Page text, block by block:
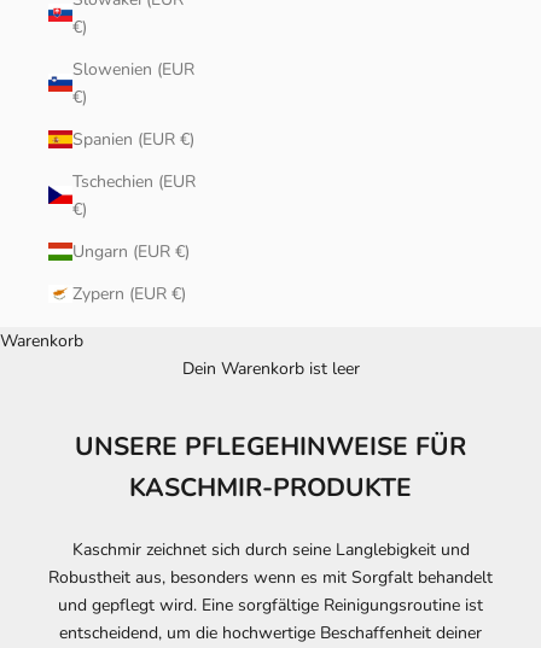
€)
Slowenien (EUR
€)
Spanien (EUR €)
Tschechien (EUR
€)
Ungarn (EUR €)
Zypern (EUR €)
Warenkorb
Dein Warenkorb ist leer
UNSERE PFLEGEHINWEISE FÜR
KASCHMIR-PRODUKTE
Kaschmir zeichnet sich durch seine Langlebigkeit und
Robustheit aus, besonders wenn es mit Sorgfalt behandelt
und gepflegt wird. Eine sorgfältige Reinigungsroutine ist
entscheidend, um die hochwertige Beschaffenheit deiner